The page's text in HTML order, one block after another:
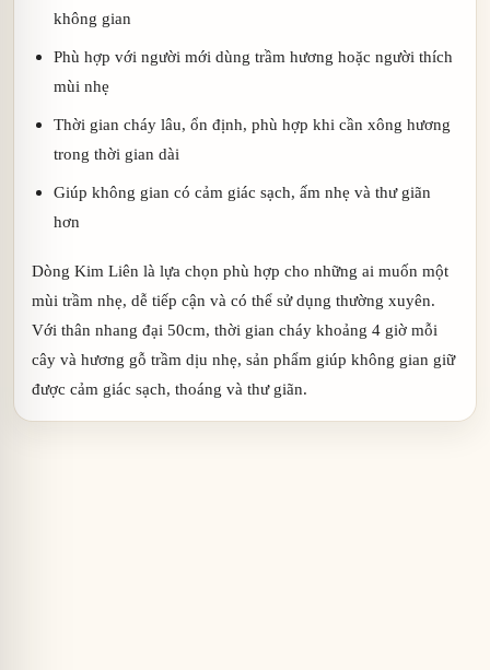
không gian
Phù hợp với người mới dùng trầm hương hoặc người thích
mùi nhẹ
Thời gian cháy lâu, ổn định, phù hợp khi cần xông hương
trong thời gian dài
Giúp không gian có cảm giác sạch, ấm nhẹ và thư giãn
hơn
Dòng Kim Liên là lựa chọn phù hợp cho những ai muốn một
mùi trầm nhẹ, dễ tiếp cận và có thể sử dụng thường xuyên.
Với thân nhang đại 50cm, thời gian cháy khoảng 4 giờ mỗi
cây và hương gỗ trầm dịu nhẹ, sản phẩm giúp không gian giữ
được cảm giác sạch, thoáng và thư giãn.